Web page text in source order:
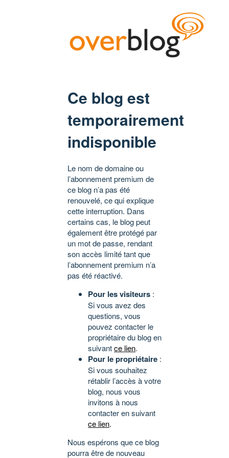
Ce blog est
temporairement
indisponible
Le nom de domaine ou
l’abonnement premium de
ce blog n’a pas été
renouvelé, ce qui explique
cette interruption. Dans
certains cas, le blog peut
également être protégé par
un mot de passe, rendant
son accès limité tant que
l’abonnement premium n’a
pas été réactivé.
Pour les visiteurs :
Si vous avez des
questions, vous
pouvez contacter le
propriétaire du blog en
suivantce lien.
Pour le propriétaire :
Si vous souhaitez
rétablir l’accès à votre
blog, nous vous
invitons à nous
contacter en suivant
ce lien.
Nous espérons que ce blog
pourra être de nouveau